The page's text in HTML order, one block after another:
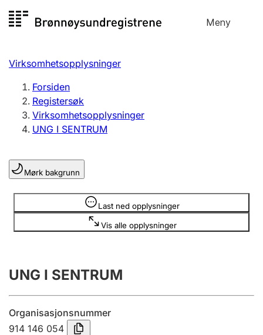
til
Meny
Registersøk
Aksjeselskap
Enkeltpersonforetak
Registrere, endre, slette
Lag og forening
Registrere, endre, slette
Årsregnskap
Innsending og forsinkelsesgebyr
Virksomhetsopplysninger
Forsiden
Registersøk
Virksomhetsopplysninger
UNG I SENTRUM
Mørk bakgrunn
Last ned opplysninger
Vis alle opplysninger
Opplysninger er skjult
UNG I SENTRUM
Organisasjonsnummer
914 146 054